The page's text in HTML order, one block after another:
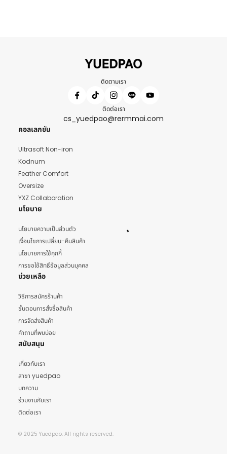
ติดตามเรา
ติดต่อเรา
cs_yuedpao@rermmai.com
คอลเลกชัน
Ultrasoft Non-iron
Kodnum
Feather Comfort
Oversize
YXZ Collaboration
นโยบาย
นโยบายความเป็นส่วนตัว
เงื่อนไขการเปลี่ยน-คืนสินค้า
นโยบายการใช้คุกกี้
การขอใช้สิทธิ์ข้อมูลส่วนบุคคล
ช่วยเหลือ
วิธีการสมัครร้านค้า
ขั้นตอนการสั่งซื้อสินค้า
การจัดส่งสินค้า
คำถามที่พบบ่อย
สนับสนุน
เกี่ยวกับเรา
สาขา yuedpao
บทความ
ร่วมงานกับเรา
ติดต่อเรา
© 2025 Yuedpao. All rights reserved.